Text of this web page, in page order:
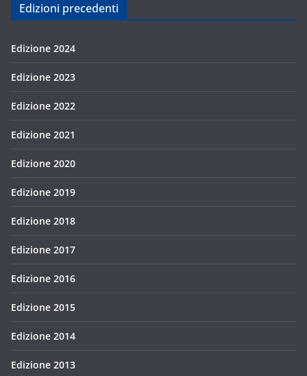
Edizioni precedenti
Edizione 2024
Edizione 2023
Edizione 2022
Edizione 2021
Edizione 2020
Edizione 2019
Edizione 2018
Edizione 2017
Edizione 2016
Edizione 2015
Edizione 2014
Edizione 2013